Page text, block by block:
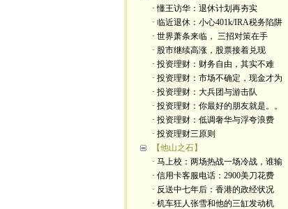
· 懂王访华：退休计划再夯实
· 临近退休：小心401k/IRA税务陷阱
· 世界萧条来临， 三招对策在手
· 股市继续高涨，股票接着兑现
· 投资理财：财务自由，其实不难
· 投资理财：市场不确定，现金才为
· 投资理财：大兵团与游击队
· 投资理财：你最好的朋友就是。。
· 投资理财：低调奢华与浮夸浪费
· 投资理财三原则
【他山之石】
· 马上校：两场热战一场冷战，谁输
· 信用卡客服电话：2900美刀花费
· 反送中七年后：香港的政经状况
· 机车狂人张雪和他的三缸发动机